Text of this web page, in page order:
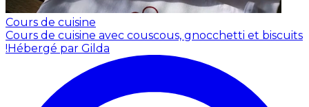
Cours de cuisine
Cours de cuisine avec couscous, gnocchetti et biscuits
!Hébergé par Gilda